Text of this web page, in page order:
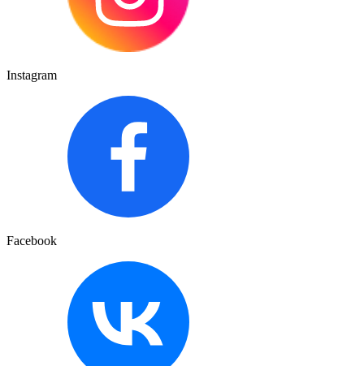
Instagram
Facebook